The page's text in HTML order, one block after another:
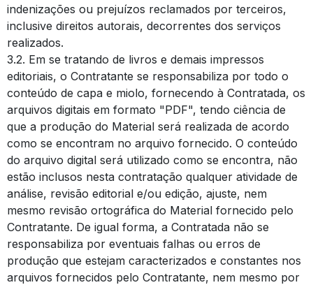
indenizações ou prejuízos reclamados por terceiros,
inclusive direitos autorais, decorrentes dos serviços
realizados.
3.2. Em se tratando de livros e demais impressos
editoriais, o Contratante se responsabiliza por todo o
conteúdo de capa e miolo, fornecendo à Contratada, os
arquivos digitais em formato "PDF", tendo ciência de
que a produção do Material será realizada de acordo
como se encontram no arquivo fornecido. O conteúdo
do arquivo digital será utilizado como se encontra, não
estão inclusos nesta contratação qualquer atividade de
análise, revisão editorial e/ou edição, ajuste, nem
mesmo revisão ortográfica do Material fornecido pelo
Contratante. De igual forma, a Contratada não se
responsabiliza por eventuais falhas ou erros de
produção que estejam caracterizados e constantes nos
arquivos fornecidos pelo Contratante, nem mesmo por